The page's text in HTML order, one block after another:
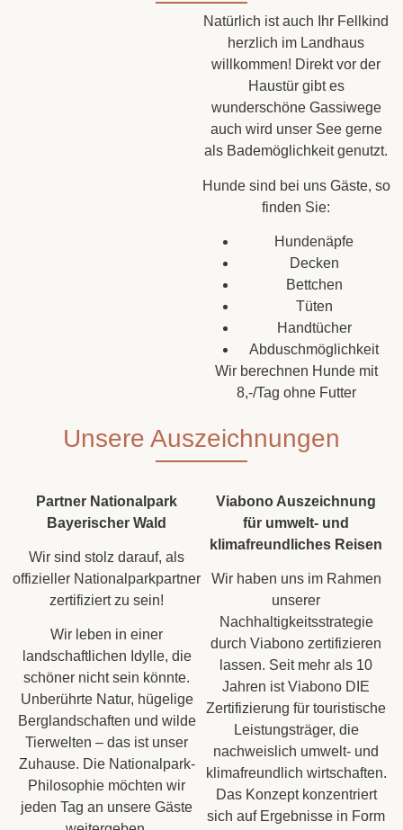
Natürlich ist auch Ihr Fellkind
herzlich im Landhaus
willkommen! Direkt vor der
Haustür gibt es
wunderschöne Gassiwege
auch wird unser See gerne
als Bademöglichkeit genutzt.
Hunde sind bei uns Gäste, so
finden Sie:
Hundenäpfe
Decken
Bettchen
Tüten
Handtücher
Abduschmöglichkeit
Wir berechnen Hunde mit
8,-/Tag ohne Futter
Unsere Auszeichnungen
Partner Nationalpark
Bayerischer Wald
Wir sind stolz darauf, als
offizieller Nationalparkpartner
zertifiziert zu sein!
Wir leben in einer
landschaftlichen Idylle, die
schöner nicht sein könnte.
Unberührte Natur, hügelige
Berglandschaften und wilde
Tierwelten – das ist unser
Zuhause. Die Nationalpark-
Philosophie möchten wir
jeden Tag an unsere Gäste
Viabono Auszeichnung
für umwelt- und
klimafreundliches Reisen
Wir haben uns im Rahmen
unserer
Nachhaltigkeitsstrategie
durch Viabono zertifizieren
lassen. Seit mehr als 10
Jahren ist Viabono DIE
Zertifizierung für touristische
Leistungsträger, die
nachweislich umwelt- und
klimafreundlich wirtschaften.
Das Konzept konzentriert
sich auf Ergebnisse in Form